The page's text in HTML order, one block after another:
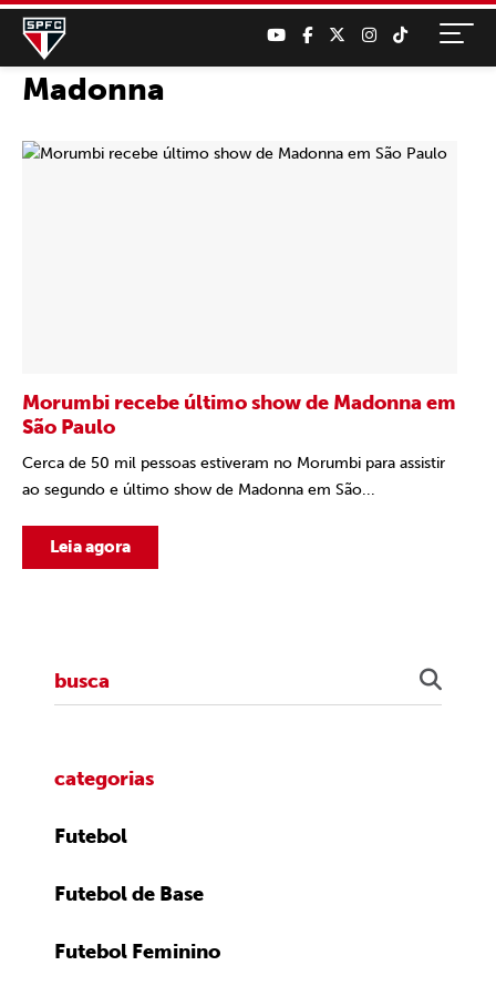
Madonna
Morumbi recebe último show de Madonna em
São Paulo
Cerca de 50 mil pessoas estiveram no Morumbi para assistir
ao segundo e último show de Madonna em São...
Leia agora
categorias
Futebol
Futebol de Base
Futebol Feminino